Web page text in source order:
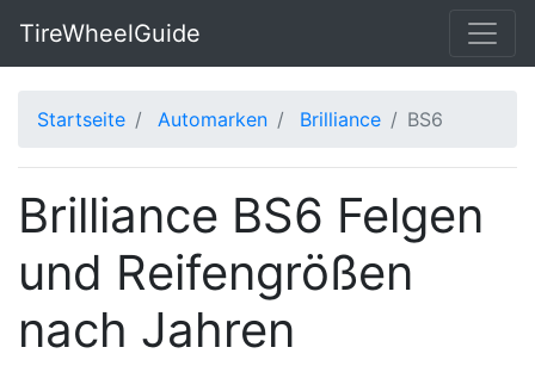
TireWheelGuide
Startseite Automarken Brilliance BS6
Brilliance BS6 Felgen
und Reifengrößen
nach Jahren